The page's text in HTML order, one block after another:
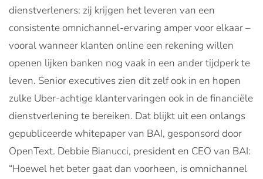
dienstverleners: zij krijgen het leveren van een
consistente omnichannel-ervaring amper voor elkaar –
vooral wanneer klanten online een rekening willen
openen lijken banken nog vaak in een ander tijdperk te
leven. Senior executives zien dit zelf ook in en hopen
zulke Uber-achtige klantervaringen ook in de financiële
dienstverlening te bereiken. Dat blijkt uit een onlangs
gepubliceerde whitepaper van BAI, gesponsord door
OpenText. Debbie Bianucci, president en CEO van BAI:
“Hoewel het beter gaat dan voorheen, is omnichannel